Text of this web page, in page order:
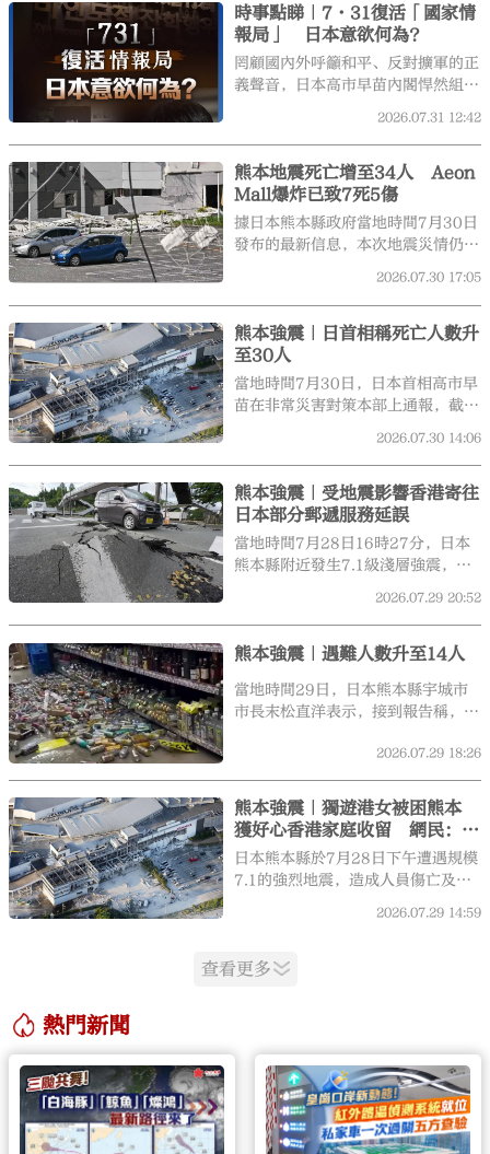
時事點睇｜7·31復活「國家情
報局」 日本意欲何為？
罔顧國內外呼籲和平、反對擴軍的正
義聲音，日本高市早苗內閣悍然組建
然挑釁，無異於是為軍國主義招魂。
2026.07.31 12:42
熊本地震死亡增至34人 Aeon
Mall爆炸已致7死5傷
據日本熊本縣政府當地時間7月30日
發布的最新信息，本次地震災情仍在
統計中。截至目前，熊本縣已確認死
是否與此次災害直接相關的人員。
2026.07.30 17:05
熊本強震｜日首相稱死亡人數升
至30人
當地時間7月30日，日本首相高市早
苗在非常災害對策本部上通報，截至
例在內，熊本地震死亡人數升至30
人。
2026.07.30 14:06
熊本強震｜受地震影響香港寄往
日本部分郵遞服務延誤
當地時間7月28日16時27分，日本
熊本縣附近發生7.1級淺層強震，震
源深度僅10公里，最大震感为震度
重損毀。受此次地震連鎖影響，香港
郵政於7月29日發布通告，確認香港
務出現延誤。
2026.07.29 20:52
熊本強震｜遇難人數升至14人
當地時間29日，日本熊本縣宇城市
市長末松直洋表示，接到報告稱，該
震死亡。至此，此次地震遇難人數升
至14人。
2026.07.29 18:26
熊本強震｜獨遊港女被困熊本
獲好心香港家庭收留 網民：港
人守望相助
日本熊本縣於7月28日下午遭遇規模
7.1的強烈地震，造成人員傷亡及大
量損毀情況。有獨遊熊本的港女親歷
助，讓她在異鄉的驚恐中「感受到
2026.07.29 14:59
查看更多
熱門新聞